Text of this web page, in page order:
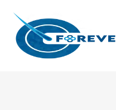
content